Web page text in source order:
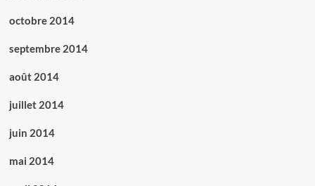
octobre 2014
septembre 2014
août 2014
juillet 2014
juin 2014
mai 2014